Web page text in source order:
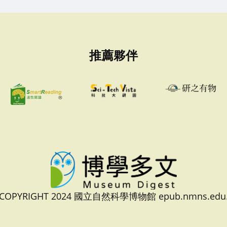
推薦夥伴
2024 國立自然科學博物館